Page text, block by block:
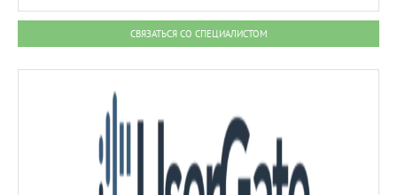
СВЯЗАТЬСЯ СО СПЕЦИАЛИСТОМ